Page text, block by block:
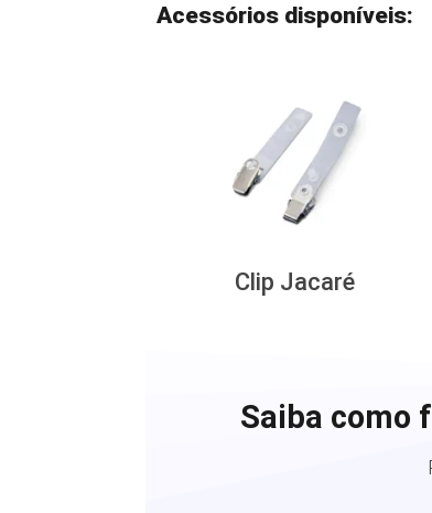
Acessórios disponíveis:
Clip Jacaré
Saiba como